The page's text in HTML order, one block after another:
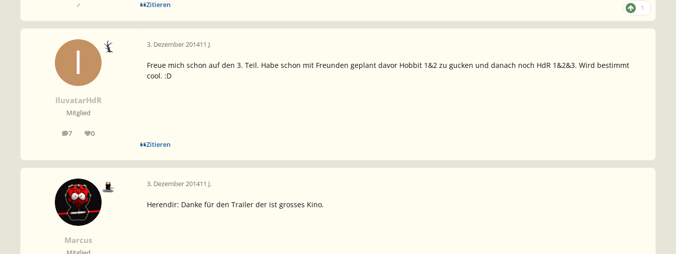
♂ Zitieren 1
IluvatarHdR
Mitglied
7
Beiträge0
Reputation
3. Dezember 201411 J.
Freue mich schon auf den 3. Teil. Habe schon mit Freunden geplant davor Hobbit 1&2 zu gucken und danach noch HdR 1&2&3. Wird bestimmt
cool. :D
Zitieren
Marcus
3. Dezember 201411 J.
Herendir: Danke für den Trailer der ist grosses Kino.